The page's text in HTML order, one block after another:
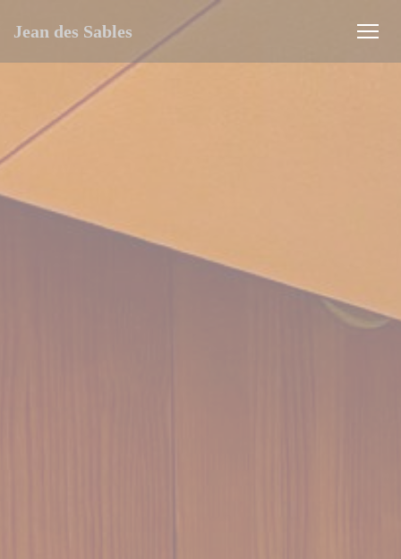
Personnalisation de vos choix en matière de cookies
Jean des Sables